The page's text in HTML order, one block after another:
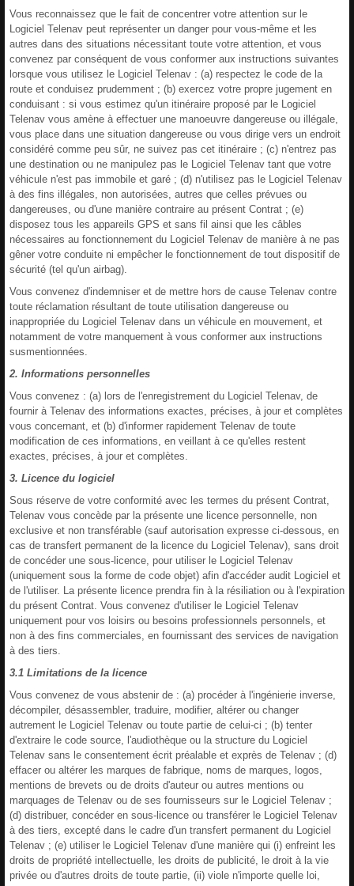
Vous reconnaissez que le fait de concentrer votre attention sur le
Logiciel Telenav peut représenter un danger pour vous-même et les
autres dans des situations nécessitant toute votre attention, et vous
convenez par conséquent de vous conformer aux instructions suivantes
lorsque vous utilisez le Logiciel Telenav : (a) respectez le code de la
route et conduisez prudemment ; (b) exercez votre propre jugement en
conduisant : si vous estimez qu'un itinéraire proposé par le Logiciel
Telenav vous amène à effectuer une manoeuvre dangereuse ou illégale,
vous place dans une situation dangereuse ou vous dirige vers un endroit
considéré comme peu sûr, ne suivez pas cet itinéraire ; (c) n'entrez pas
une destination ou ne manipulez pas le Logiciel Telenav tant que votre
véhicule n'est pas immobile et garé ; (d) n'utilisez pas le Logiciel Telenav
à des fins illégales, non autorisées, autres que celles prévues ou
dangereuses, ou d'une manière contraire au présent Contrat ; (e)
disposez tous les appareils GPS et sans fil ainsi que les câbles
nécessaires au fonctionnement du Logiciel Telenav de manière à ne pas
gêner votre conduite ni empêcher le fonctionnement de tout dispositif de
sécurité (tel qu'un airbag).
Vous convenez d'indemniser et de mettre hors de cause Telenav contre
toute réclamation résultant de toute utilisation dangereuse ou
inappropriée du Logiciel Telenav dans un véhicule en mouvement, et
notamment de votre manquement à vous conformer aux instructions
susmentionnées.
2. Informations personnelles
Vous convenez : (a) lors de l'enregistrement du Logiciel Telenav, de
fournir à Telenav des informations exactes, précises, à jour et complètes
vous concernant, et (b) d'informer rapidement Telenav de toute
modification de ces informations, en veillant à ce qu'elles restent
exactes, précises, à jour et complètes.
3. Licence du logiciel
Sous réserve de votre conformité avec les termes du présent Contrat,
Telenav vous concède par la présente une licence personnelle, non
exclusive et non transférable (sauf autorisation expresse ci-dessous, en
cas de transfert permanent de la licence du Logiciel Telenav), sans droit
de concéder une sous-licence, pour utiliser le Logiciel Telenav
(uniquement sous la forme de code objet) afin d'accéder audit Logiciel et
de l'utiliser. La présente licence prendra fin à la résiliation ou à l'expiration
du présent Contrat. Vous convenez d'utiliser le Logiciel Telenav
uniquement pour vos loisirs ou besoins professionnels personnels, et
non à des fins commerciales, en fournissant des services de navigation
à des tiers.
3.1 Limitations de la licence
Vous convenez de vous abstenir de : (a) procéder à l'ingénierie inverse,
décompiler, désassembler, traduire, modifier, altérer ou changer
autrement le Logiciel Telenav ou toute partie de celui-ci ; (b) tenter
d'extraire le code source, l'audiothèque ou la structure du Logiciel
Telenav sans le consentement écrit préalable et exprès de Telenav ; (d)
effacer ou altérer les marques de fabrique, noms de marques, logos,
mentions de brevets ou de droits d'auteur ou autres mentions ou
marquages de Telenav ou de ses fournisseurs sur le Logiciel Telenav ;
(d) distribuer, concéder en sous-licence ou transférer le Logiciel Telenav
à des tiers, excepté dans le cadre d'un transfert permanent du Logiciel
Telenav ; (e) utiliser le Logiciel Telenav d'une manière qui (i) enfreint les
droits de propriété intellectuelle, les droits de publicité, le droit à la vie
privée ou d'autres droits de toute partie, (ii) viole n'importe quelle loi,